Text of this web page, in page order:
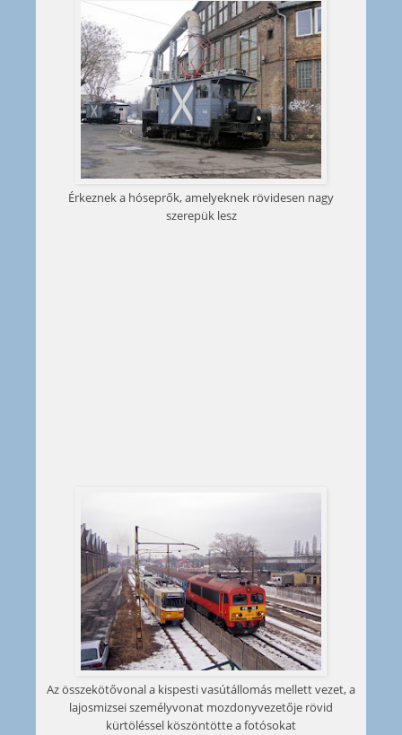
Érkeznek a hóseprők, amelyeknek rövidesen nagy
szerepük lesz
Az összekötővonal a kispesti vasútállomás mellett vezet, a
lajosmizsei személyvonat mozdonyvezetője rövid
kürtöléssel köszöntötte a fotósokat